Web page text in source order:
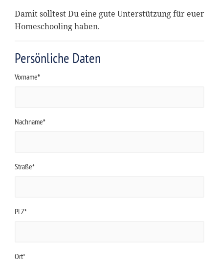
Damit solltest Du eine gute Unterstützung für euer
Homeschooling haben.
Persönliche Daten
Vorname*
Nachname*
Straße*
PLZ*
Ort*